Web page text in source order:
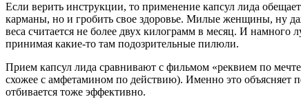
Если верить инструкции, то применение капсул лида
карманы, но и гробить свое здоровье. Милые женщины, ну
веса считается не более двух килограмм в месяц. И намного
принимая какие-то там подозрительные пилюли.
Прием капсул лида сравнивают с фильмом «реквием по
схожее с амфетамином по действию). Именно это объясняет
отбивается тоже эффективно.